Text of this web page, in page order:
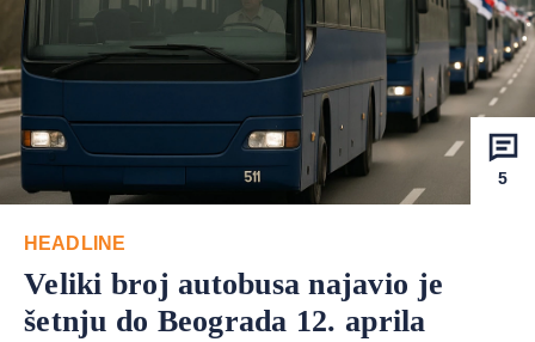
5
HEADLINE
Veliki broj autobusa najavio je
šetnju do Beograda 12. aprila